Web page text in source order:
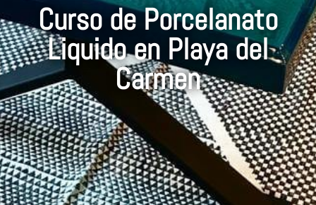
Curso de Porcelanato
Liquido en Playa del
Carmen